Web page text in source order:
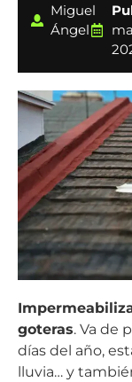
Miguel
Ángel
goteras. Va de
días del año,
lluvia… y